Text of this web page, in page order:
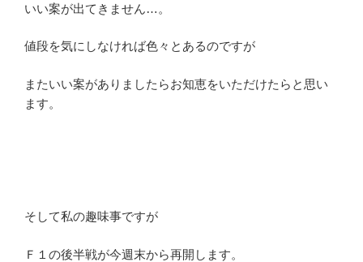
いい案が出てきません…。
値段を気にしなければ色々とあるのですが
またいい案がありましたらお知恵をいただけたらと思い
ます。
そして私の趣味事ですが
Ｆ１の後半戦が今週末から再開します。